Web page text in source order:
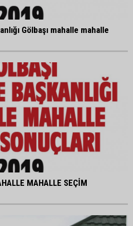
Gölbaşı mahalle mahalle
MAHALLE SEÇİM